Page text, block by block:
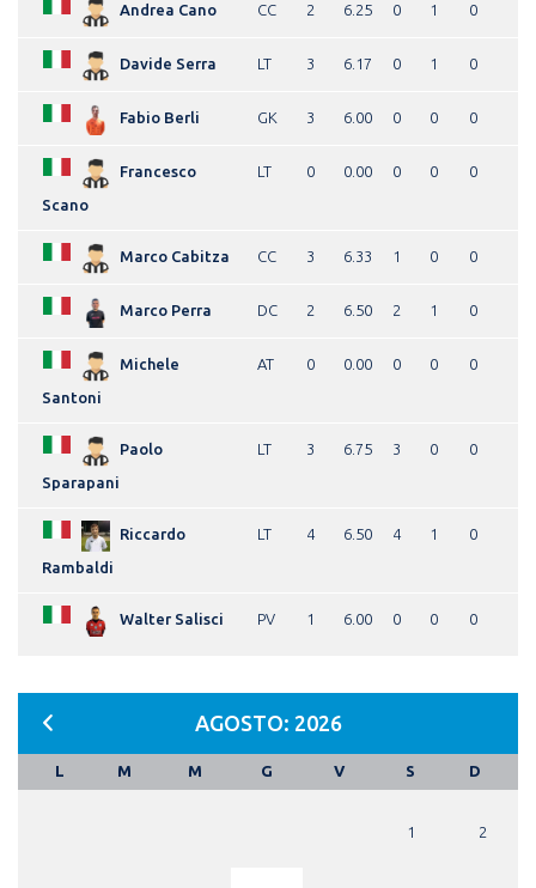
Andrea Cano CC 2 6.25 0 1 0
Davide Serra LT 3 6.17 0 1 0
Fabio Berli GK 3 6.00 0 0 0
Francesco
Scano
LT 0 0.00 0 0 0
Marco Cabitza CC 3 6.33 1 0 0
Marco Perra DC 2 6.50 2 1 0
Michele
Santoni
AT 0 0.00 0 0 0
Paolo
Sparapani
LT 3 6.75 3 0 0
Riccardo
Rambaldi
LT 4 6.50 4 1 0
Walter Salisci PV 1 6.00 0 0 0
AGOSTO: 2026
L M M G V S D
1 2